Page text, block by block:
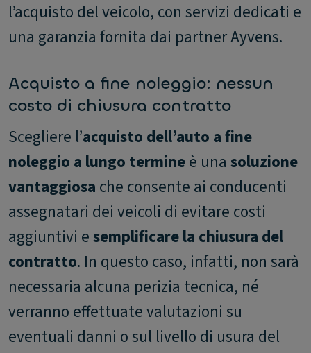
l’acquisto del veicolo, con servizi dedicati e
una garanzia fornita dai partner Ayvens.
Acquisto a fine noleggio: nessun
costo di chiusura contratto
Scegliere l’acquisto dell’auto a fine
noleggio a lungo termineè una soluzione
vantaggiosa che consente ai conducenti
assegnatari dei veicoli di evitare costi
aggiuntivi esemplificare la chiusura del
contratto. In questo caso, infatti, non sarà
necessaria alcuna perizia tecnica, né
verranno effettuate valutazioni su
eventuali danni o sul livello di usura del